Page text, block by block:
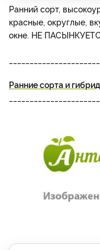
Ранний сорт,
красные, округлые,
окне. НЕ
Ранние сорта и